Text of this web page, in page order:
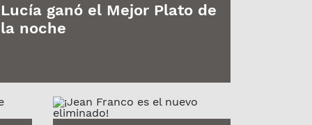
Lucía ganó el Mejor Plato de
la noche